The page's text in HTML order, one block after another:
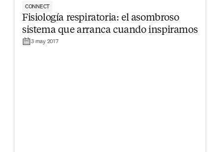
CONNECT
Fisiología respiratoria: el asombroso
sistema que arranca cuando inspiramos
3 may 2017